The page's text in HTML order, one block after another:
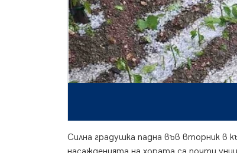
Силна градушка падна във вторник в